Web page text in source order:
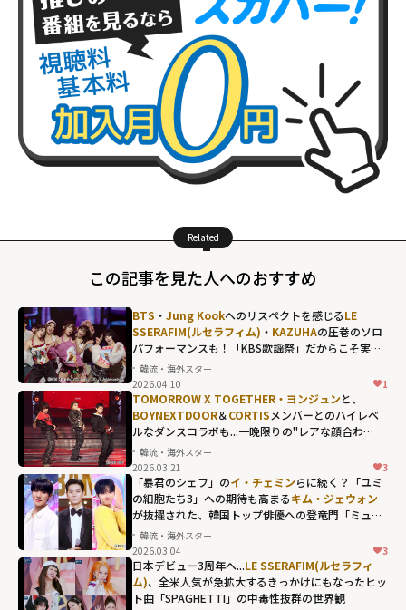
Related
この記事を見た人へのおすすめ
BTS ・ Jung Kookへのリスペクトを感じるLE
SSERAFIM(ルセラフィム) ・ KAZUHAの圧巻のソロ
パフォーマンスも！「KBS歌謡祭」だからこそ実現
した名場面の数々
韓流・海外スター
2026.04.10
1
TOMORROW X TOGETHER・ヨンジュンと、
BOYNEXTDOOR＆CORTISメンバーとのハイレベ
ルなダンスコラボも...一晩限りの"レアな顔合わ
せ"が熱狂を呼んだ「2025 MBC歌謡大祭典」
韓流・海外スター
2026.03.21
3
「暴君のシェフ」のイ・チェミンらに続く？「ユミ
の細胞たち3」への期待も高まるキム・ジェウォン
が抜擢された、韓国トップ俳優への登竜門「ミュー
ジックバンク」の歴代MC
韓流・海外スター
2026.03.04
3
日本デビュー3周年へ...LE SSERAFIM(ルセラフィ
ム)、全米人気が急拡大するきっかけにもなったヒッ
ト曲「SPAGHETTI」の中毒性抜群の世界観